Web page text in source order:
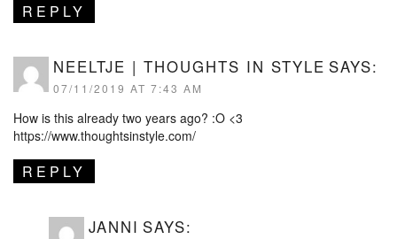
REPLY
NEELTJE | THOUGHTS IN STYLE SAYS:
07/11/2019 AT 7:43 AM
How is this already two years ago? :O <3
https://www.thoughtsinstyle.com/
REPLY
JANNI SAYS: